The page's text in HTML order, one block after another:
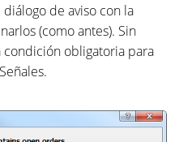
de aviso con la
(como antes). Sin
condición obligatoria para